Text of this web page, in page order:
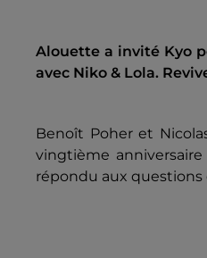
Alouette a invité Kyo
avec Niko & Lola.
Benoît Poher et
vingtième
répondu aux questions